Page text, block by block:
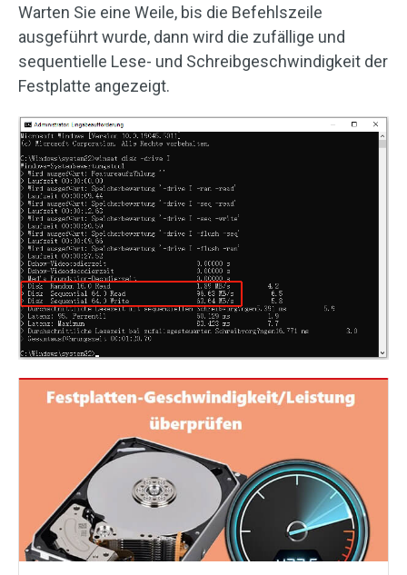
Warten Sie eine Weile, bis die Befehlszeile
ausgeführt wurde, dann wird die zufällige und
sequentielle Lese- und Schreibgeschwindigkeit der
Festplatte angezeigt.